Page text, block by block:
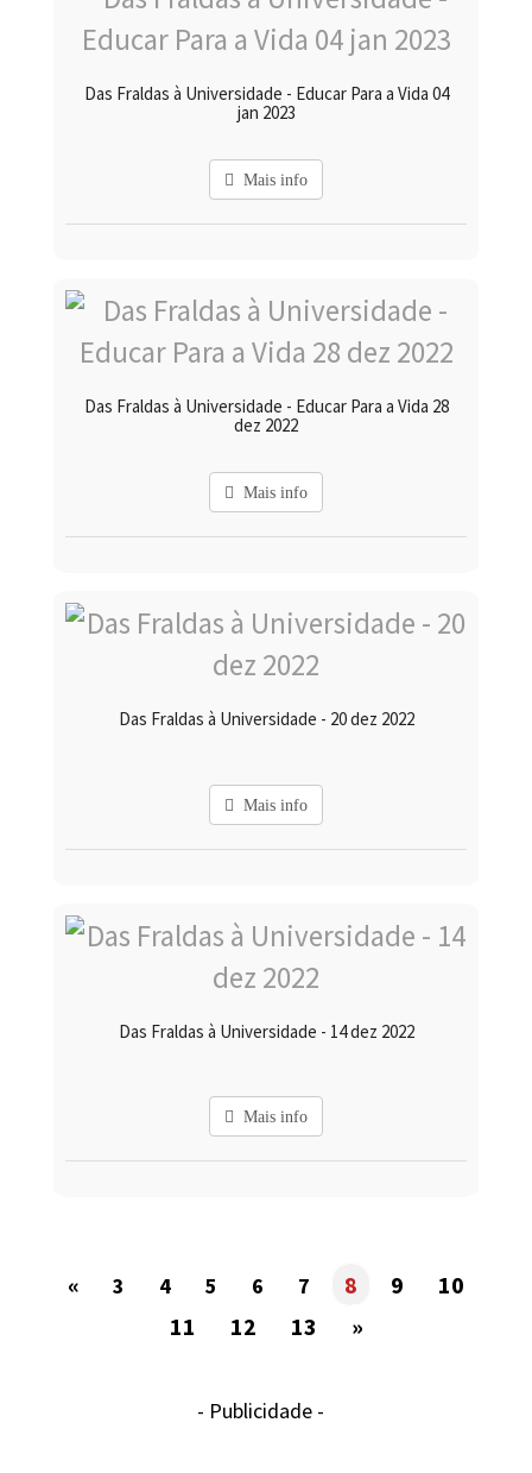
Das Fraldas à Universidade - Educar Para a Vida 04
jan 2023
Mais info
Das Fraldas à Universidade - Educar Para a Vida 28
dez 2022
Mais info
Das Fraldas à Universidade - 20 dez 2022
Mais info
Das Fraldas à Universidade - 14 dez 2022
Mais info
« 3 4 5 6 7 8 9
10
11
12 13 »
- Publicidade -